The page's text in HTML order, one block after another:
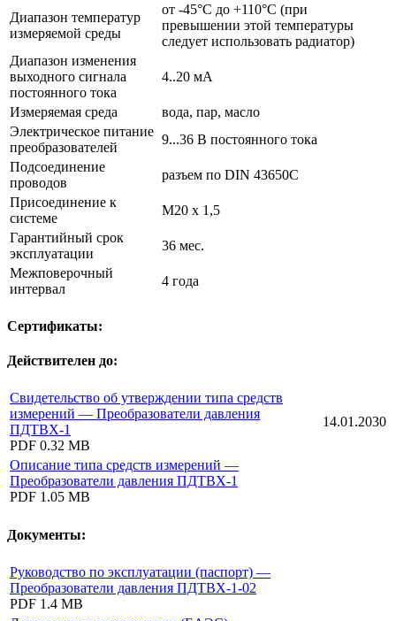
Диапазон температур
измеряемой среды
от -45°C до +110°C (при
превышении этой температуры
следует использовать радиатор)
Диапазон изменения
выходного сигнала
постоянного тока
4..20 мА
Измеряемая среда
вода, пар, масло
Электрическое питание
преобразователей
9...36 В постоянного тока
Подсоединение
проводов
разъем по DIN 43650C
Присоединение к
системе
М20 х 1,5
Гарантийный срок
эксплуатации
36 мес.
Межповерочный
интервал
4 года
Сертификаты:
Действителен до:
Свидетельство об утверждении типа средств
измерений — Преобразователи давления
ПДТВХ-1
PDF 0.32 MB
14.01.2030
Описание типа средств измерений —
Преобразователи давления ПДТВХ-1
PDF 1.05 MB
Документы:
Руководство по эксплуатации (паспорт) —
Преобразователи давления ПДТВХ-1-02
PDF 1.4 MB